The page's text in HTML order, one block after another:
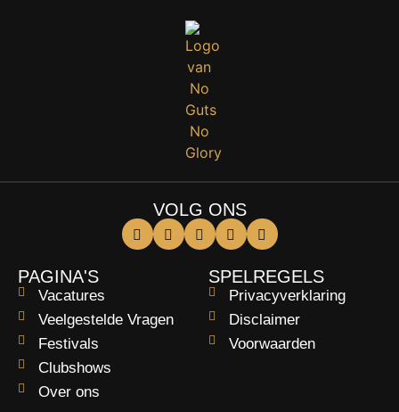
VOLG ONS
PAGINA'S
Vacatures
Veelgestelde Vragen
Festivals
Clubshows
Over ons
SPELREGELS
Privacyverklaring
Disclaimer
Voorwaarden